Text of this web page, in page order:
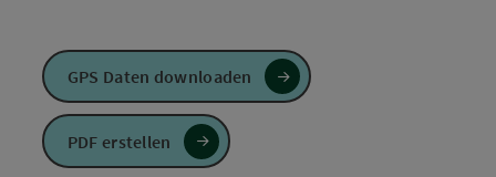
GPS Daten downloaden
PDF erstellen